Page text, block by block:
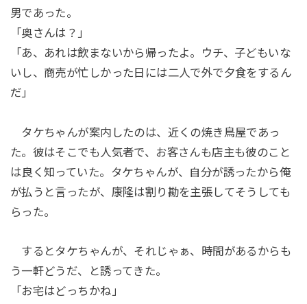
男であった。
「奥さんは？」
「あ、あれは飲まないから帰ったよ。ウチ、子どもいな
いし、商売が忙しかった日には二人で外で夕食をするん
だ」
タケちゃんが案内したのは、近くの焼き鳥屋であっ
た。彼はそこでも人気者で、お客さんも店主も彼のこと
は良く知っていた。タケちゃんが、自分が誘ったから俺
が払うと言ったが、康隆は割り勘を主張してそうしても
らった。
するとタケちゃんが、それじゃぁ、時間があるからも
う一軒どうだ、と誘ってきた。
「お宅はどっちかね」